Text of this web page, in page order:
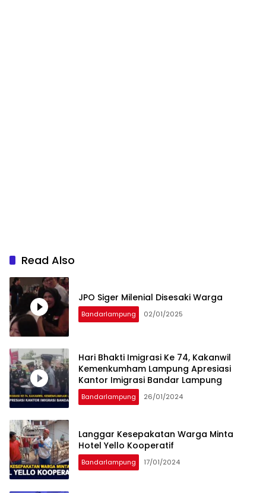
Read Also
JPO Siger Milenial Disesaki Warga
Bandarlampung 02/01/2025
Hari Bhakti Imigrasi Ke 74, Kakanwil
Kemenkumham Lampung Apresiasi
Kantor Imigrasi Bandar Lampung
Bandarlampung 26/01/2024
Langgar Kesepakatan Warga Minta
Hotel Yello Kooperatif
Bandarlampung 17/01/2024